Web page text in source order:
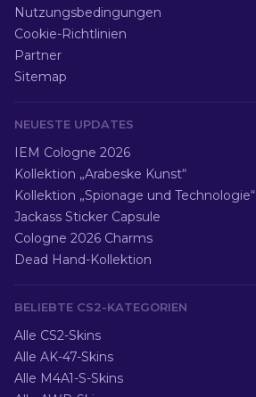
Nutzungsbedingungen
Cookie-Richtlinien
Partner
Sitemap
NEUESTE UPDATES
IEM Cologne 2026
Kollektion „Arabeske Kunst“
Kollektion „Spionage und Technologie“
Jackass Sticker Capsule
Cologne 2026 Charms
Dead Hand-Kollektion
BELIEBTE CS2-KATEGORIEN
Alle CS2-Skins
Alle AK-47-Skins
Alle M4A1-S-Skins